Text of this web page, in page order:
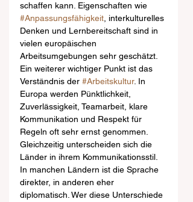
schaffen kann. Eigenschaften wie
#Anpassungsfähigkeit , interkulturelles
Denken und Lernbereitschaft sind in
vielen europäischen
Arbeitsumgebungen sehr geschätzt.
Ein weiterer wichtiger Punkt ist das
Verständnis der #Arbeitskultur. In
Europa werden Pünktlichkeit,
Zuverlässigkeit, Teamarbeit, klare
Kommunikation und Respekt für
Regeln oft sehr ernst genommen.
Gleichzeitig unterscheiden sich die
Länder in ihrem Kommunikationsstil.
In manchen Ländern ist die Sprache
direkter, in anderen eher
diplomatisch. Wer diese Unterschiede